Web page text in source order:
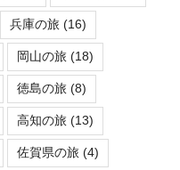
兵庫の旅 (16)
岡山の旅 (18)
徳島の旅 (8)
高知の旅 (13)
佐賀県の旅 (4)